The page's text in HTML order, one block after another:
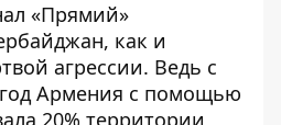
«Прямий»
как и
агрессии. Ведь с
год Армения с помощью
20% территории